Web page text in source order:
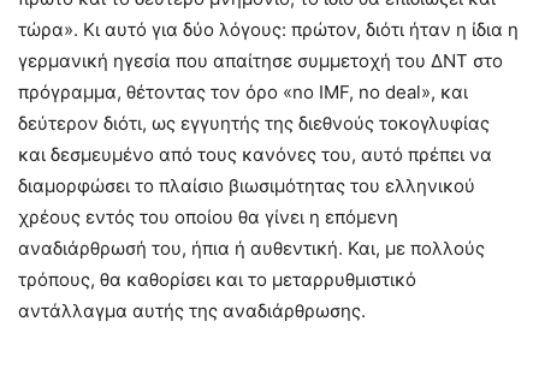
τώρα». Κι αυτό για δύο λόγους: πρώτον, διότι ήταν η ίδια η
γερμανική ηγεσία που απαίτησε συμμετοχή του ΔΝΤ στο
πρόγραμμα, θέτοντας τον όρο «no IMF, no deal», και
δεύτερον διότι, ως εγγυητής της διεθνούς τοκογλυφίας
και δεσμευμένο από τους κανόνες του, αυτό πρέπει να
διαμορφώσει το πλαίσιο βιωσιμότητας του ελληνικού
χρέους εντός του οποίου θα γίνει η επόμενη
αναδιάρθρωσή του, ήπια ή αυθεντική. Και, με πολλούς
τρόπους, θα καθορίσει και το μεταρρυθμιστικό
αντάλλαγμα αυτής της αναδιάρθρωσης.